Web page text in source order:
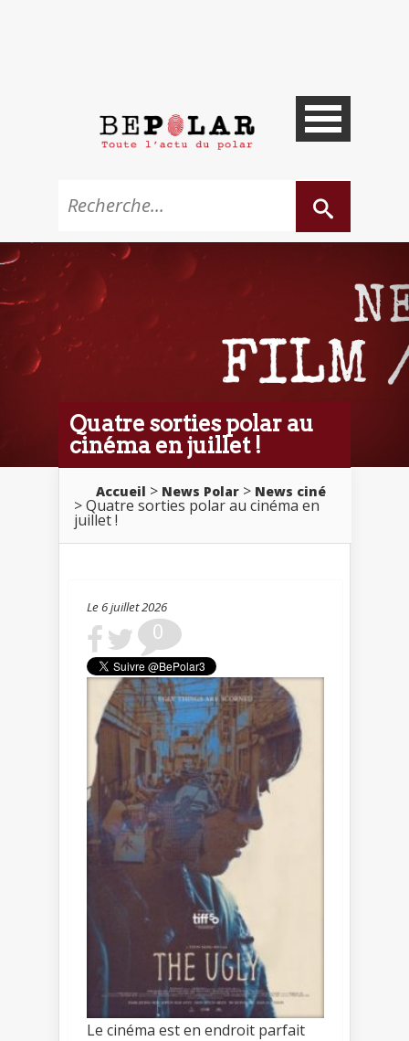
Quatre sorties polar au
cinéma en juillet !
Accueil > News Polar > News ciné
> Quatre sorties polar au cinéma en
juillet !
Le 6 juillet 2026
0
Le cinéma est en endroit parfait